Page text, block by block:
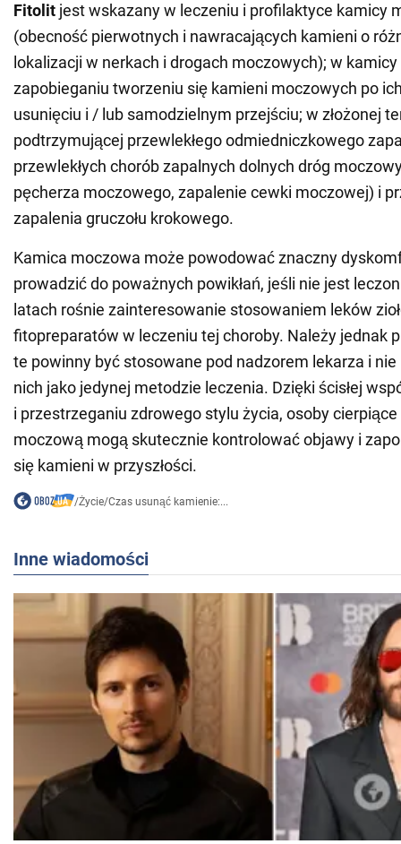
Fitolit jest wskazany w leczeniu i profilaktyce kamicy
(obecność pierwotnych i nawracających kamieni o
lokalizacji w nerkach i drogach moczowych); w
zapobieganiu tworzeniu się kamieni moczowych po
usunięciu i / lub samodzielnym przejściu; w złożonej
podtrzymującej przewlekłego odmiedniczkowego
przewlekłych chorób zapalnych dolnych dróg
pęcherza moczowego, zapalenie cewki moczowej) i
zapalenia gruczołu krokowego.
Kamica moczowa może powodować znaczny
prowadzić do poważnych powikłań, jeśli nie jest
latach rośnie zainteresowanie stosowaniem leków
fitopreparatów w leczeniu tej choroby. Należy jednak
te powinny być stosowane pod nadzorem lekarza i
nich jako jedynej metodzie leczenia. Dzięki ścisłej
i przestrzeganiu zdrowego stylu życia, osoby
moczową mogą skutecznie kontrolować objawy i
się kamieni w przyszłości.
/Życie/Czas usunąć kamienie:...
Inne wiadomości